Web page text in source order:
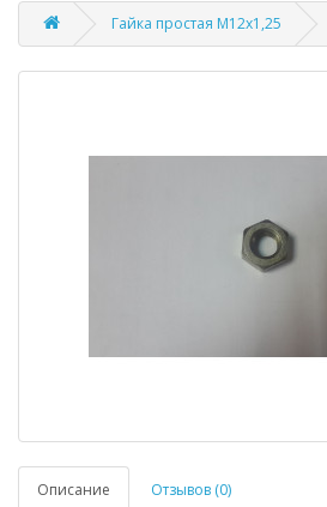
Гайка простая М12x1,25
Описание Отзывов (0)